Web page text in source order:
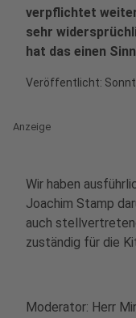
verpflichtet
sehr
hat das einen
Veröffentlicht:
Anzeige
Wir haben
Joachim Stamp
auch
zuständig für die
Moderator: Herr